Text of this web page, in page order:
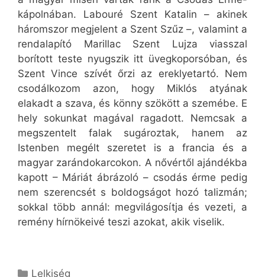
kápolnában. Labouré Szent Katalin – akinek
háromszor megjelent a Szent Szűz –, valamint a
rendalapító Marillac Szent Lujza viasszal
borított teste nyugszik itt üvegkoporsóban, és
Szent Vince szívét őrzi az ereklyetartó. Nem
csodálkozom azon, hogy Miklós atyának
elakadt a szava, és könny szökött a szemébe. E
hely sokunkat magával ragadott. Nemcsak a
megszentelt falak sugároztak, hanem az
Istenben megélt szeretet is a francia és a
magyar zarándokarcokon. A nővértől ajándékba
kapott – Máriát ábrázoló – csodás érme pedig
nem szerencsét s boldogságot hozó talizmán;
sokkal több annál: megvilágosítja és vezeti, a
remény hírnökeivé teszi azokat, akik viselik.
Kategória
Lelkiség